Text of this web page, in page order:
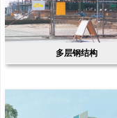
多层钢结构